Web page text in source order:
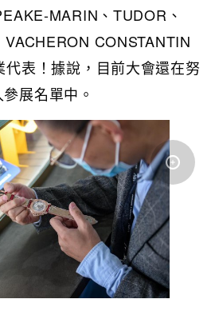
MARIN、TUDOR、
CONSTANTIN
表！據說，目前大會還在努
展名單中。